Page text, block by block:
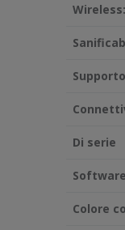
Wireless:
Di serie
Software
Colore